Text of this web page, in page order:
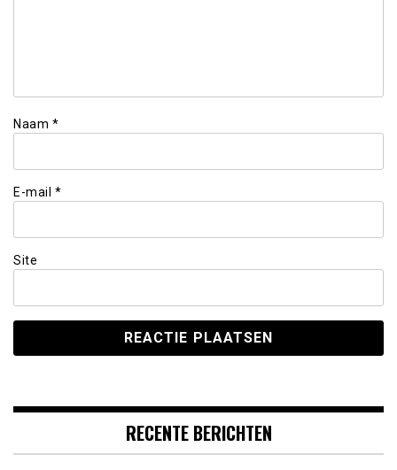
Naam *
E-mail *
Site
RECENTE BERICHTEN